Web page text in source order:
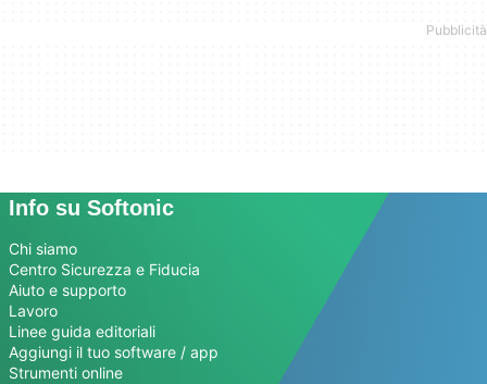
Info su Softonic
Chi siamo
Centro Sicurezza e Fiducia
Aiuto e supporto
Lavoro
Linee guida editoriali
Aggiungi il tuo software / app
Strumenti online